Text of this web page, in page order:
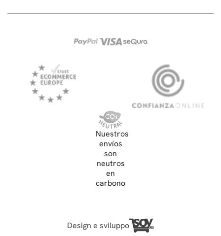
Nuestros
envíos
son
neutros
en
carbono
Design e sviluppo